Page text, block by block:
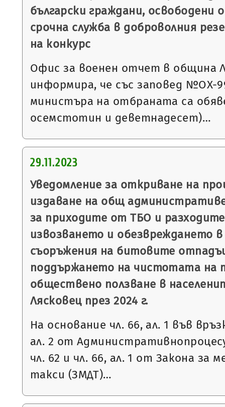
български граждани, освободени
срочна служба в доброволния
на конкурс
Офис за военен отчет в община
информира, че със заповед №ОХ-
министъра на отбраната са
осемстотин и деветнадесет)…
29.11.2023
Уведомление за откриване на
издаване на общ
за приходите от ТБО и
извозването и обезвреждането в
съоръжения на битовите
поддържането на чистотата на
обществено ползване в
Лясковец през 2024 г.
На основание чл. 66, ал. 1 във
ал. 2 от
чл. 62 и чл. 66, ал. 1 от Закона за
такси (ЗМДТ)…